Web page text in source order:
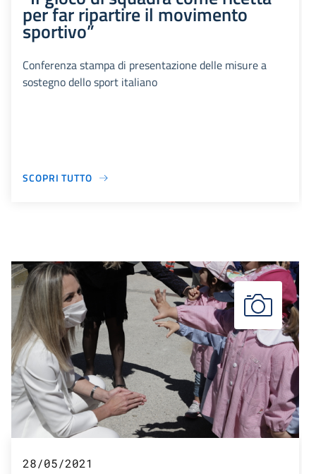
per far ripartire il movimento
sportivo”
Conferenza stampa di presentazione delle misure a
sostegno dello sport italiano
SCOPRI TUTTO
28/05/2021